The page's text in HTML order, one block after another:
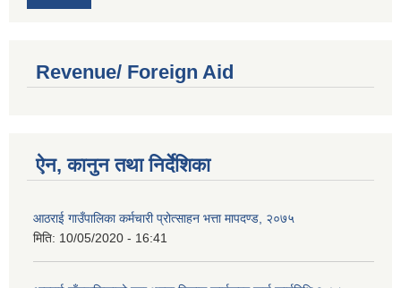
Revenue/ Foreign Aid
ऐन, कानुन तथा निर्देशिका
आठराई गाउँपालिका कर्मचारी प्रोत्साहन भत्ता मापदण्ड, २०७५
मिति: 10/05/2020 - 16:41